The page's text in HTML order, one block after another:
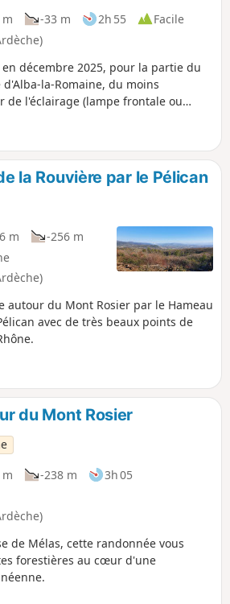
m -33 m 2h 55
Facile
décembre 2025, pour la partie du
la-Romaine, du moins
de l'éclairage (lampe frontale ou
la Rouvière par le Pélican
m
-256 m
autour du Mont Rosier par le Hameau
avec de très beaux points de
du Mont Rosier
m -238 m
3h 05
de Mélas, cette randonnée vous
forestières au cœur d'une